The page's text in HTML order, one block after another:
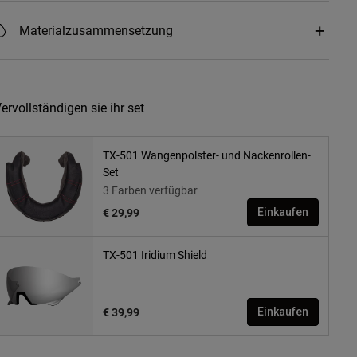
Materialzusammensetzung
sie ihr set
TX-501 Wangenpolster- und Nackenrollen-
Set
3 Farben verfügbar
€ 29,99
Einkaufen
TX-501 Iridium Shield
€ 39,99 Einkaufen